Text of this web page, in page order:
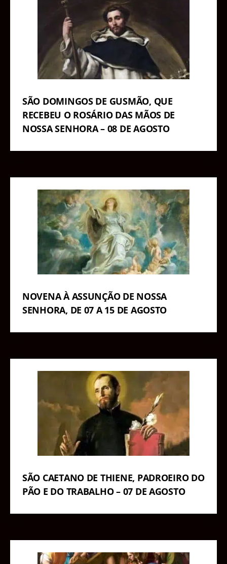
SÃO DOMINGOS DE GUSMÃO, QUE
RECEBEU O ROSÁRIO DAS MÃOS DE
NOSSA SENHORA – 08 DE AGOSTO
NOVENA À ASSUNÇÃO DE NOSSA
SENHORA, DE 07 A 15 DE AGOSTO
SÃO CAETANO DE THIENE, PADROEIRO DO
PÃO E DO TRABALHO – 07 DE AGOSTO